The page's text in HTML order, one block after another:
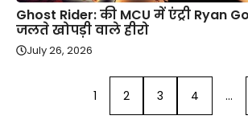
Ghost Rider: की MCU में एंट्री Ryan
जलते खोपड़ी वाले हीरो
July 26, 2026
1 2 3 4 …